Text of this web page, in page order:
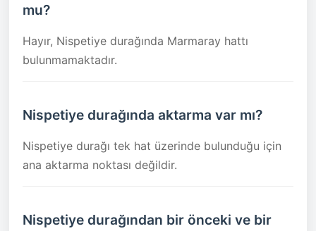
mu?
Hayır, Nispetiye durağında Marmaray hattı
bulunmamaktadır.
Nispetiye durağında aktarma var mı?
Nispetiye durağı tek hat üzerinde bulunduğu için
ana aktarma noktası değildir.
Nispetiye durağından bir önceki ve bir